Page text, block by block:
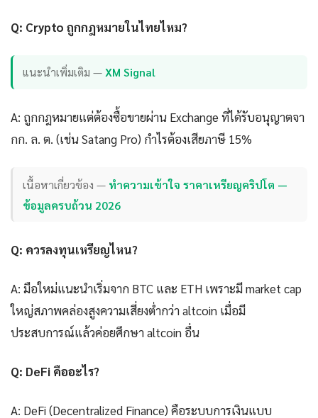
Q: Crypto ถูกกฎหมายในไทยไหม?
แนะนำเพิ่มเติม —XM Signal
A: ถูกกฎหมายแต่ต้องซื้อขายผ่าน Exchange ที่ได้รับอนุญาตจา
กก. ล. ต. (เช่น Satang Pro) กำไรต้องเสียภาษี 15%
เนื้อหาเกี่ยวข้อง — ทำความเข้าใจ ราคาเหรียญคริปโต —
ข้อมูลครบถ้วน 2026
Q: ควรลงทุนเหรียญไหน?
A: มือใหม่แนะนำเริ่มจาก BTC และ ETH เพราะมี market cap
ใหญ่สภาพคล่องสูงความเสี่ยงต่ำกว่า altcoin เมื่อมี
ประสบการณ์แล้วค่อยศึกษา altcoin อื่น
Q: DeFi คืออะไร?
A: DeFi (Decentralized Finance) คือระบบการเงินแบบ